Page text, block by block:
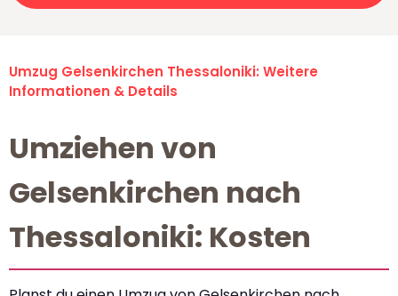
Umzug Gelsenkirchen Thessaloniki: Weitere
Informationen & Details
Umziehen von
Gelsenkirchen nach
Thessaloniki: Kosten